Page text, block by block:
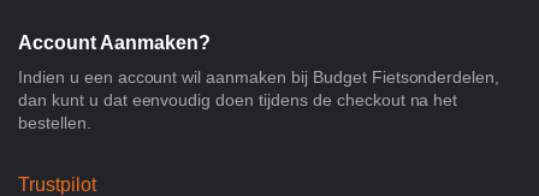
Account Aanmaken?
Indien u een account wil aanmaken bij Budget Fietsonderdelen,
dan kunt u dat eenvoudig doen tijdens de checkout na het
bestellen.
Trustpilot